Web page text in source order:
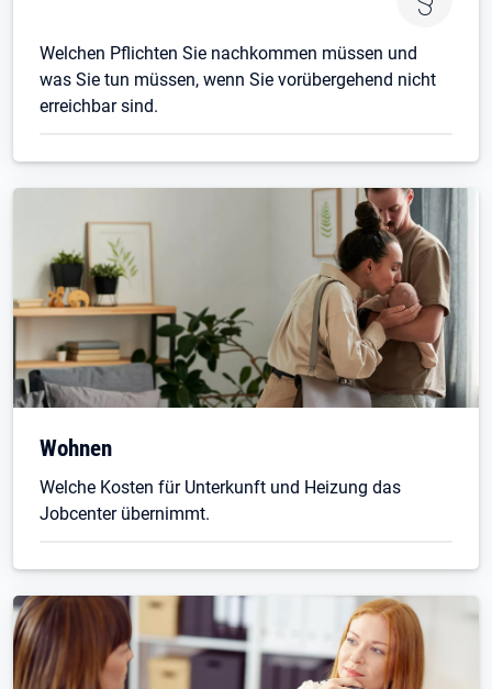
Welchen Pflichten Sie nachkommen müssen und
was Sie tun müssen, wenn Sie vorübergehend nicht
erreichbar sind.
Wohnen
Welche Kosten für Unterkunft und Heizung das
Jobcenter übernimmt.